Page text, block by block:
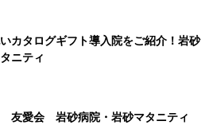
カタログギフト導入院をご紹介！岩砂
ニティ
友愛会 岩砂病院・岩砂マタニティ